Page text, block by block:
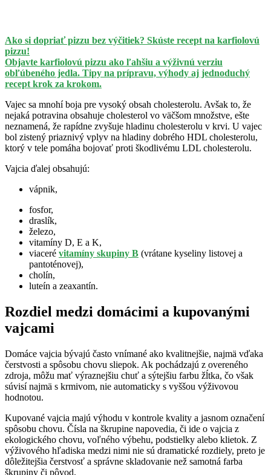
Ako si dopriať pizzu bez výčitiek? Skúste recept na karfiolovú
pizzu!
Objavte karfiolovú pizzu ako ľahšiu a výživnú verziu
obľúbeného jedla. Tipy na prípravu, výhody aj jednoduchý
recept krok za krokom.
Vajec sa mnohí boja pre vysoký obsah cholesterolu. Avšak to, že
nejaká potravina obsahuje cholesterol vo väčšom množstve, ešte
neznamená, že rapídne zvyšuje hladinu cholesterolu v krvi. U vajec
bol zistený priaznivý vplyv na hladiny dobrého HDL cholesterolu,
ktorý v tele pomáha bojovať proti škodlivému LDL cholesterolu.
Vajcia ďalej obsahujú:
vápnik,
fosfor,
draslík,
železo,
vitamíny D, E a K,
viaceré vitamíny skupiny B (vrátane kyseliny listovej a
pantoténovej),
cholín,
luteín a zeaxantín.
Rozdiel medzi domácimi a kupovanými
vajcami
Domáce vajcia bývajú často vnímané ako kvalitnejšie, najmä vďaka
čerstvosti a spôsobu chovu sliepok. Ak pochádzajú z overeného
zdroja, môžu mať výraznejšiu chuť a sýtejšiu farbu žĺtka, čo však
súvisí najmä s krmivom, nie automaticky s vyššou výživovou
hodnotou.
Kupované vajcia majú výhodu v kontrole kvality a jasnom označení
spôsobu chovu. Čísla na škrupine napovedia, či ide o vajcia z
ekologického chovu, voľného výbehu, podstielky alebo klietok. Z
výživového hľadiska medzi nimi nie sú dramatické rozdiely, preto je
dôležitejšia čerstvosť a správne skladovanie než samotná farba
škrupiny či pôvod.